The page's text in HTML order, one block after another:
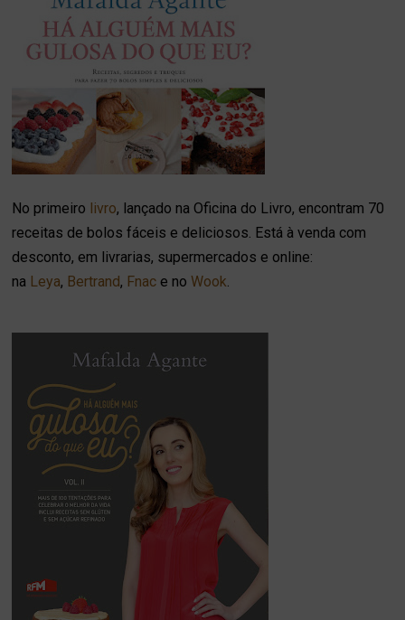
No primeiro livro, lançado na Oficina do Livro, encontram 70
receitas de bolos fáceis e deliciosos. Está à venda com
desconto, em livrarias, supermercados e online:
na Leya, Bertrand, Fnac e noWook.